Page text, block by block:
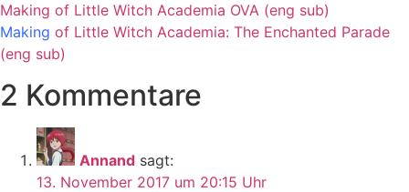
Making of Little Witch Academia OVA (eng sub)
Making of Little Witch Academia: The Enchanted Parade
(eng sub)
2 Kommentare
Annand sagt:
13. November 2017 um 20:15 Uhr